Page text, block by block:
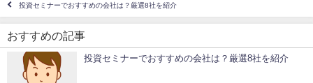
投資セミナーでおすすめの会社は？厳選8社を紹介
おすすめの記事
投資セミナーでおすすめの会社は？厳選8社を紹介